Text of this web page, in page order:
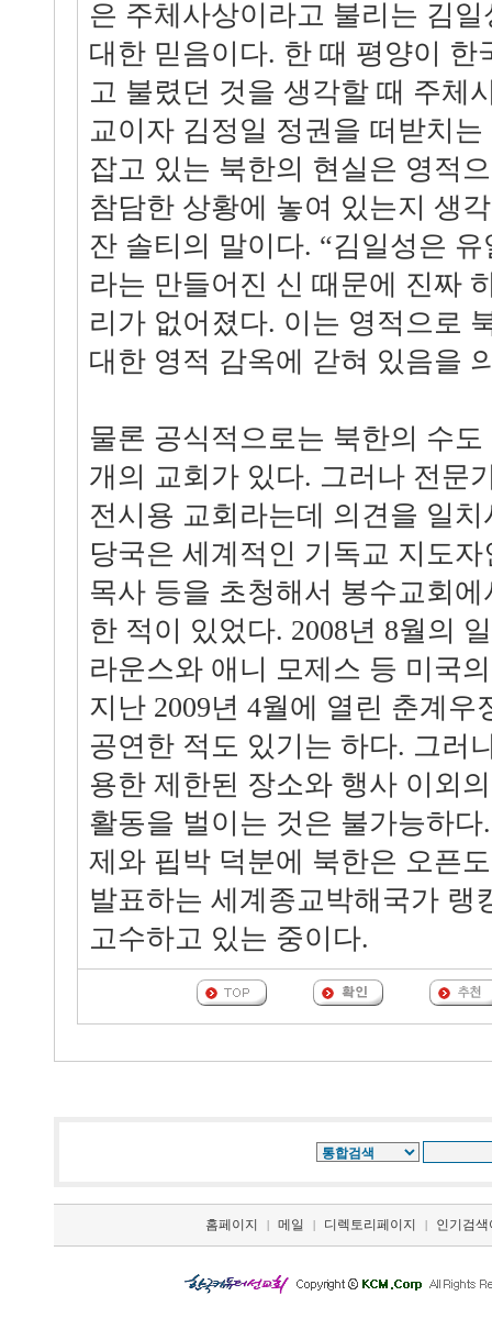
은 주체사상이라고 불리는 김
대한 믿음이다. 한 때 평양이 한
고 불렸던 것을 생각할 때 주체
교이자 김정일 정권을 떠받치
잡고 있는 북한의 현실은 영적
참담한 상황에 놓여 있는지 생
잔 솔티의 말이다. “김일성은
라는 만들어진 신 때문에 진짜
리가 없어졌다. 이는 영적으로
대한 영적 감옥에 갇혀 있음을
물론 공식적으로는 북한의 수
개의 교회가 있다. 그러나 전문
전시용 교회라는데 의견을 일
당국은 세계적인 기독교 지도
목사 등을 초청해서 봉수교회
한 적이 있었다. 2008년 8월의
라운스와 애니 모제스 등 미국
지난 2009년 4월에 열린 춘계우
공연한 적도 있기는 하다. 그러
용한 제한된 장소와 행사 이외
활동을 벌이는 것은 불가능하
제와 핍박 덕분에 북한은 오픈
발표하는 세계종교박해국가 랭
고수하고 있는 중이다.
홈페이지 | 메일 | 디렉토리페이지 | 인기검색